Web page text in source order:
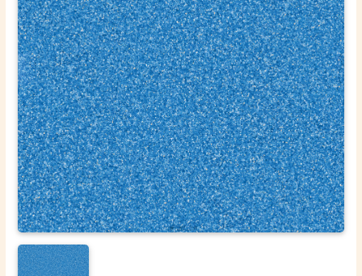
ОТПРАВИТЬ
Ваши данные не будут переданы третьим лицам